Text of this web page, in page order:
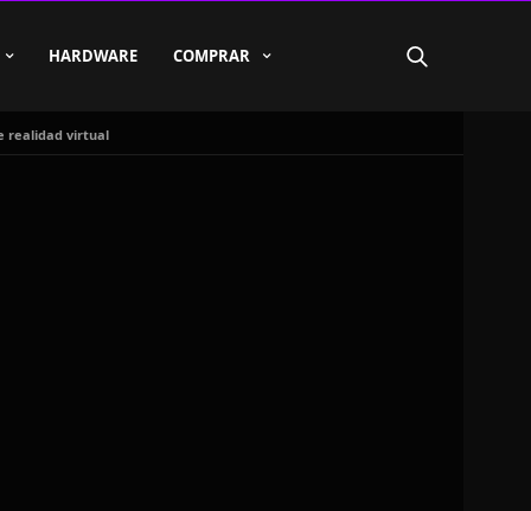
HARDWARE COMPRAR
realidad virtual